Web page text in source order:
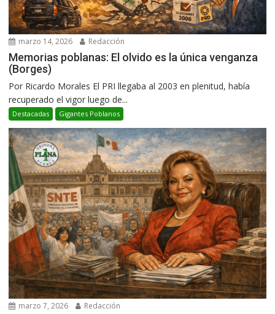
marzo 14, 2026 Redacción
Memorias poblanas: El olvido es la única venganza
(Borges)
Por Ricardo Morales El PRI llegaba al 2003 en plenitud, había
recuperado el vigor luego de...
Destacadas Gigantes Poblanos
marzo 7, 2026 Redacción